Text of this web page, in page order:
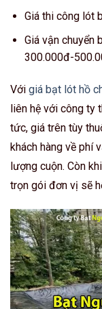
Giá thi công lót
Giá vận chuyển
300.000đ-
Với giá bạt lót hồ
liên hệ với công ty
tức, giá trên tùy
khách hàng về phí
lượng cuộn. Còn
trọn gói đơn vị sẽ